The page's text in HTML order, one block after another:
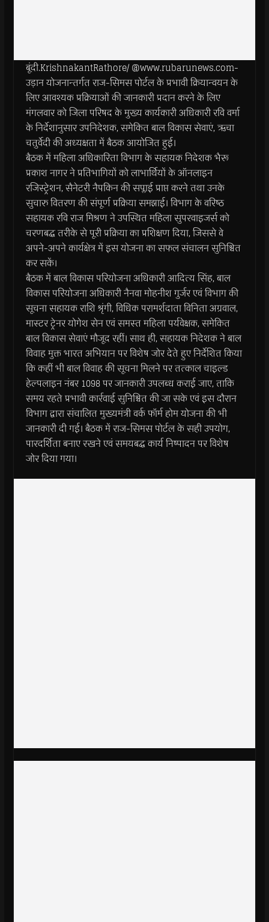
बूंदी.KrishnakantRathore/ @www.rubarunews.com-
उड़ान योजनान्तर्गत राज-सिमस पोर्टल के प्रभावी क्रियान्वयन के
लिए आवश्यक प्रक्रियाओं की जानकारी प्रदान करने के लिए
मंगलवार को जिला परिषद के मुख्य कार्यकारी अधिकारी रवि वर्मा
के निर्देशानुसार उपनिदेशक, समेकित बाल विकास सेवाएं, ऋचा
चतुर्वेदी की अध्यक्षता में बैठक आयोजित हुई।
बैठक में महिला अधिकारिता विभाग के सहायक निदेशक भैरू
प्रकाश नागर ने प्रतिभागियों को लाभार्थियों के ऑनलाइन
रजिस्ट्रेशन, सैनेटरी नैपकिन की सप्लाई प्राप्त करने तथा उनके
सुचारु वितरण की संपूर्ण प्रक्रिया समझाई। विभाग के वरिष्‍ठ
सहायक रवि राज मिश्रण ने उपस्थित महिला सुपरवाइजर्स को
चरणबद्ध तरीके से पूरी प्रक्रिया का प्रशिक्षण दिया, जिससे वे
अपने-अपने कार्यक्षेत्र में इस योजना का सफल संचालन सुनिश्चित
कर सकें।
बैठक में बाल विकास परियोजना अधिकारी आदित्य सिंह, बाल
विकास परियोजना अधिकारी नैनवा मोहनीश गुर्जर एवं विभाग की
सूचना सहायक राशि श्रृंगी, विधिक परामर्शदाता विनिता अग्रवाल,
मास्टर ट्रेनर योगेश सेन एवं समस्त महिला पर्यवेक्षक, समेकित
बाल विकास सेवाएं मौजूद रहीं। साथ ही, सहायक निदेशक ने बाल
विवाह मुक्त भारत अभियान पर विशेष जोर देते हुए निर्देशित किया
कि कहीं भी बाल विवाह की सूचना मिलने पर तत्काल चाइल्ड
हेल्पलाइन नंबर 1098 पर जानकारी उपलब्ध कराई जाए, ताकि
समय रहते प्रभावी कार्रवाई सुनिश्चित की जा सके एवं इस दौरान
विभाग द्वारा संचालित मुख्यमंत्री वर्क फॉर्म होम योजना की भी
जानकारी दी गई। बैठक में राज-सिमस पोर्टल के सही उपयोग,
पारदर्शिता बनाए रखने एवं समयबद्ध कार्य निष्पादन पर विशेष
जोर दिया गया।